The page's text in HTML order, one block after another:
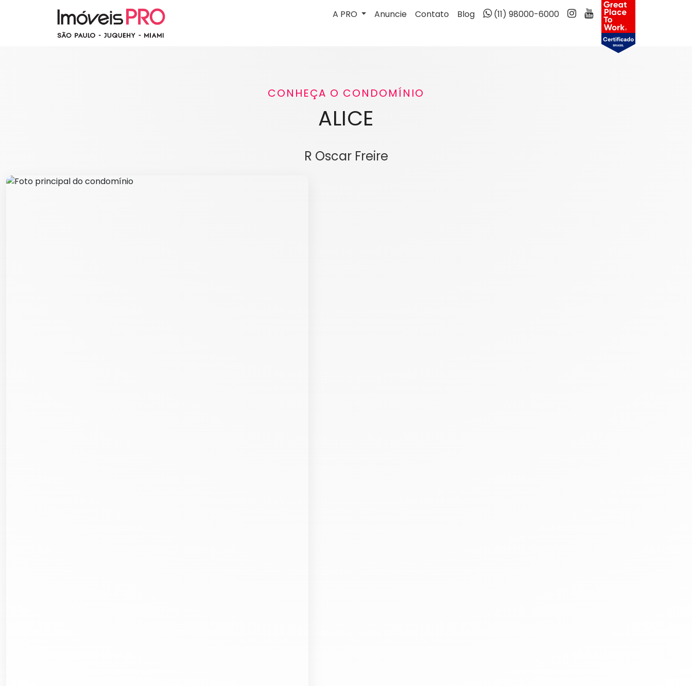
A PRO Anuncie Contato Blog (11) 98000-6000
CONHEÇA O CONDOMÍNIO
ALICE
R Oscar Freire